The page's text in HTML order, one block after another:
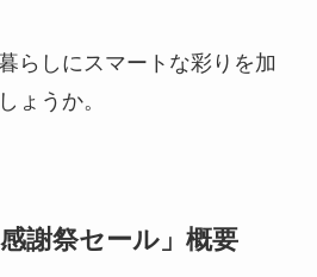
らしにスマートな彩りを加
ょうか。
謝祭セール」概要